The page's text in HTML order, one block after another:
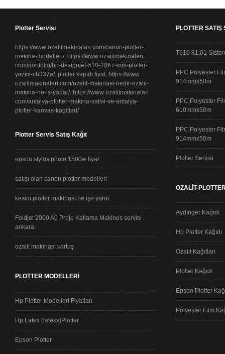
Plotter Servisi
https://www ozalitmakinalari com/canon-plotter-
makina-modelleri/, https://www ozalitmakinalari
com/portfolio/hp-designjet-510-1067-mm-plotter-
yazici-ch337a/, plotter kapıdı fiyat, https://www
ozalitmakinalari com/ozalit-makinasi-nedir-ozalit-
makina-ne-is-yapar/, https://www ozalitmakinalari
com/antalya-plotter-makina-satisi-ve-antalya-
plotter-kanvas-kagitlari/
Plotter Servis Satış Kağıt
epson stylus photo 1500w fiyat
satışı olan canon plotter modelleri
kesim plotter makinası ne işe yarar
Foldjet 2000 A0 Proje Katlama Makines servisi
ankara
ozalit makinası kartuş
PLOTTER MODELLERİ
Hp Plotter Modelleri Fiyatları
Hp Latex (lateks)Plotter
Epson Plotter
PLOTTER
T610 81:01
PPC Polyester
914mmx50m
PPC Polyester
610mmx50m
PPC Polyester
914mmx50m
Plotter Servisi
OZALİT-
Aydınger Kağıdı
Hp Plotter Kağıdı
Ozalit Kağıtları
Plotter Kağıdı
Epson Plotter
Polyester Film